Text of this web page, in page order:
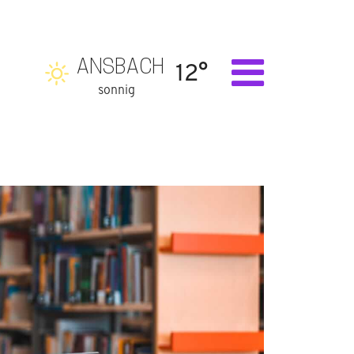
ANSBACH
sonnig
12°